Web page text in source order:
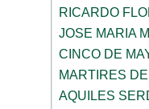
RICARDO
JOSE MARIA
CINCO DE
MARTIRES
AQUILES